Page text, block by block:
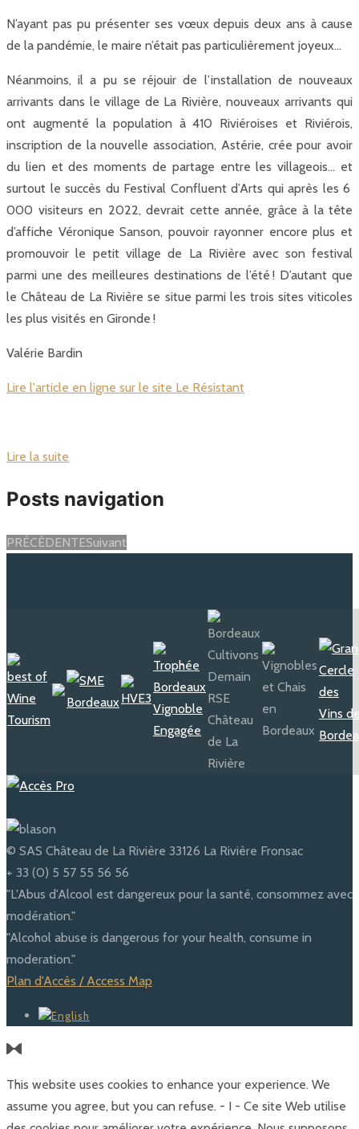
N’ayant pas pu présenter ses vœux depuis deux ans à cause
de la pandémie, le maire n’était pas particulièrement joyeux…
Néanmoins, il a pu se réjouir de l’installation de nouveaux
arrivants dans le village de La Rivière, nouveaux arrivants qui
ont augmenté la population à 410 Riviéroises et Riviérois,
inscription de la nouvelle association, Astérie, crée pour avoir
du lien et des moments de partage entre les villageois… et
surtout le succès du Festival Confluent d’Arts qui après les 6
000 visiteurs en 2022, devrait cette année, grâce à la tête
d’affiche Véronique Sanson, pouvoir rayonner encore plus et
promouvoir le petit village de La Rivière avec son festival
parmi une des meilleures destinations de l’été ! D’autant que
le Château de La Rivière se situe parmi les trois sites viticoles
les plus visités en Gironde !
Valérie Bardin
Lire l'article en ligne sur le site Le Résistant
Lire la suite
Posts navigation
PRÉCÉDENTESuivant
© SAS Château de La Rivière 33126 La Rivière Fronsac
+ 33 (0) 5 57 55 56 56
"L'Abus d'Alcool est dangereux pour la santé, consommez avec
modération."
"Alcohol abuse is dangerous for your health, consume in
moderation."
Plan d'Accès / Access Map
This website uses cookies to enhance your experience. We
assume you agree, but you can refuse. - I - Ce site Web utilise